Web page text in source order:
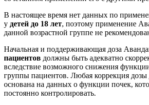
В настоящее время нет данных по
у детей до 18 лет, поэтому применение
данной возрастной группе не
Начальная и поддерживающая доза
пациентов должны быть адекватно
вследствие возможного снижения
группы пациентов. Любая коррекция
основана на данных о функции почек,
постоянно контролировать.